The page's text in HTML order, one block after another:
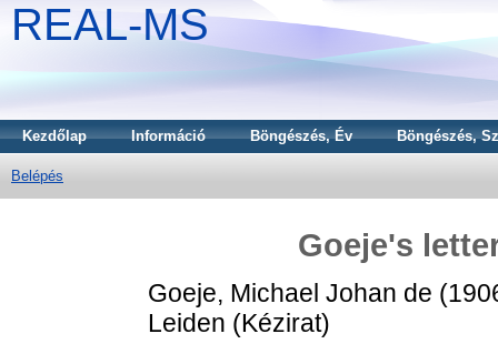
REAL-MS
Kezdőlap Információ Böngészés, Év Böngészés,
Belépés
Goeje's
Goeje, Michael Johan de
Leiden (Kézirat)